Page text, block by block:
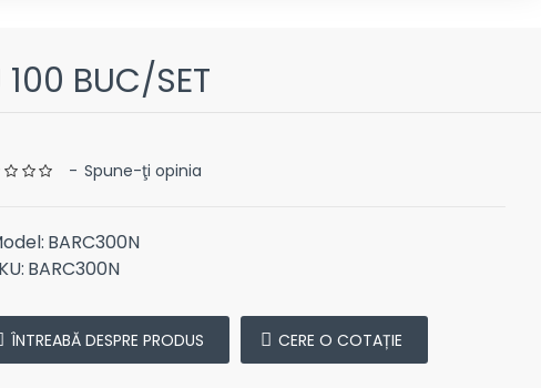
BUC/SET
BARC300N
BARC300N
- Spune-ţi opinia
ÎNTREABĂ DESPRE PRODUS CERE O COTAȚIE